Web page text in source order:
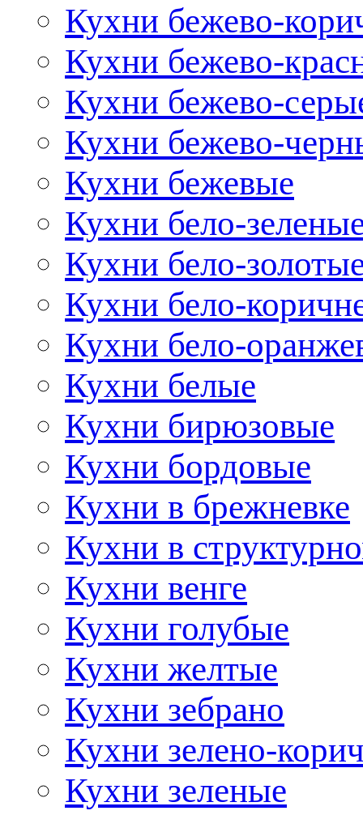
Кухни бежево-
Кухни бежево-
Кухни бежево-
Кухни бежево-
Кухни бежевые
Кухни бело-
Кухни бело-
Кухни бело-
Кухни бело-
Кухни белые
Кухни бирюзовые
Кухни бордовые
Кухни в брежневке
Кухни в
Кухни венге
Кухни голубые
Кухни желтые
Кухни зебрано
Кухни зелено-
Кухни зеленые